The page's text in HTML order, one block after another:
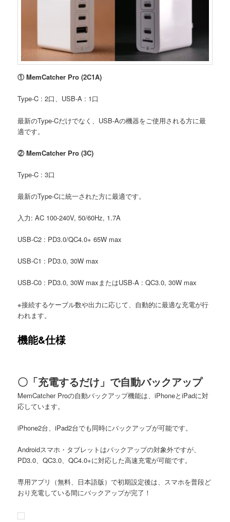
① MemCatcher Pro (2C1A)
Type-C : 2口、USB-A : 1口
最新のType-Cだけでなく、USB-Aの機器をご使用される方に最
適です。
② MemCatcher Pro (3C)
Type-C : 3口
最新のType-Cに統一された方に最適です。
入力: AC 100-240V, 50/60Hz, 1.7A
USB-C2 : PD3.0/QC4.0+ 65W max
USB-C1 : PD3.0, 30W max
USB-C0 : PD3.0, 30W maxまたはUSB-A : QC3.0, 30W max
※接続するケーブル数や出力に応じて、自動的に最適な充電が行
われます。
機能&仕様
〇「充電するだけ」で自動バックアップ
MemCatcher Proの自動バックアップ機能は、iPhoneとiPadに対
応しています。
iPhone2台、iPad2台でも同時にバックアップが可能です。
Androidスマホ・タブレットはバックアップの対象外ですが、
PD3.0、QC3.0、QC4.0+に対応した高速充電が可能です。
専用アプリ（無料、日本語版）で初期設定後は、スマホを普段ど
おり充電している間にバックアップが完了！